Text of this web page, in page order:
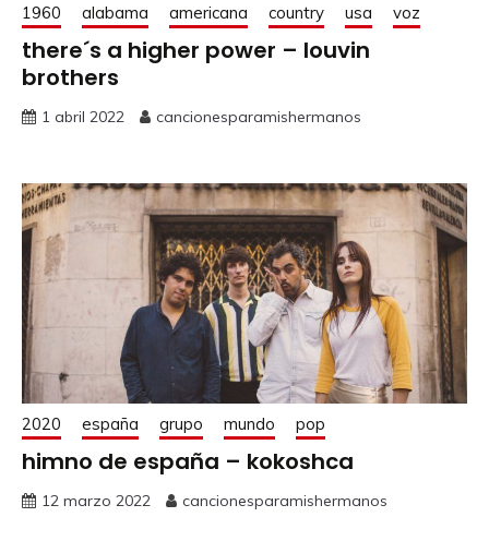
1960 alabama americana country usa voz
there´s a higher power – louvin
brothers
1 abril 2022 cancionesparamishermanos
2020 españa grupo mundo pop
himno de españa – kokoshca
12 marzo 2022 cancionesparamishermanos